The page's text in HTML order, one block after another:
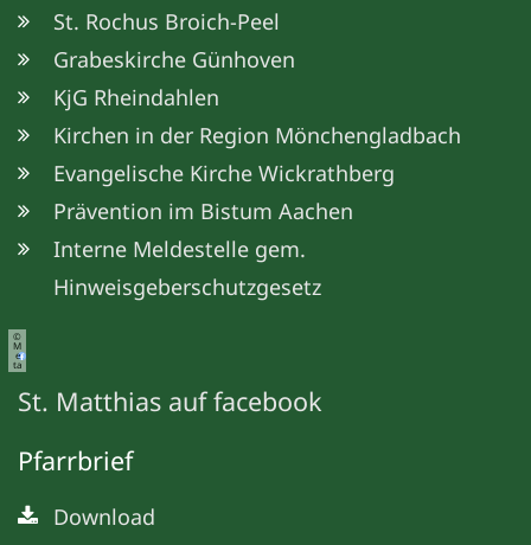
St. Rochus Broich-Peel
Grabeskirche Günhoven
KjG Rheindahlen
Kirchen in der Region Mönchengladbach
Evangelische Kirche Wickrathberg
Prävention im Bistum Aachen
Interne Meldestelle gem.
Hinweisgeberschutzgesetz
©
M
e
ta
St. Matthias auf facebook
Pfarrbrief
Download